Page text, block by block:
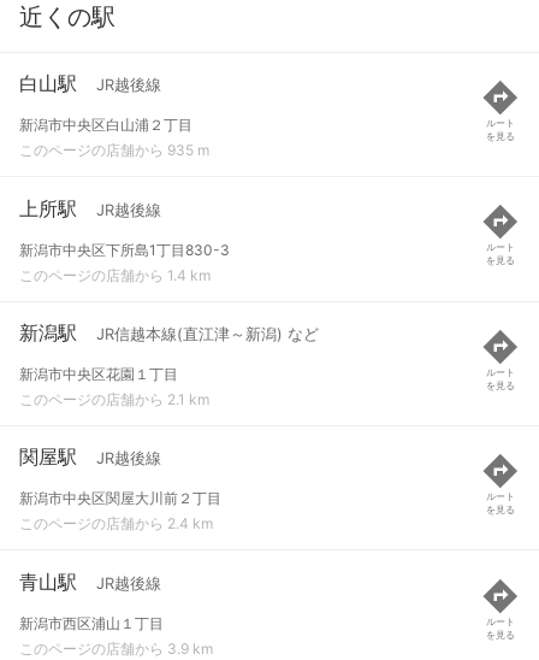
近くの駅
白山駅 JR越後線
新潟市中央区白山浦２丁目
このページの店舗から 935 m
ルート
を見る
上所駅 JR越後線
新潟市中央区下所島1丁目830-3
このページの店舗から 1.4 km
ルート
を見る
新潟駅 JR信越本線(直江津～新潟) など
新潟市中央区花園１丁目
このページの店舗から 2.1 km
ルート
を見る
関屋駅 JR越後線
新潟市中央区関屋大川前２丁目
このページの店舗から 2.4 km
ルート
を見る
青山駅 JR越後線
新潟市西区浦山１丁目
このページの店舗から 3.9 km
ルート
を見る